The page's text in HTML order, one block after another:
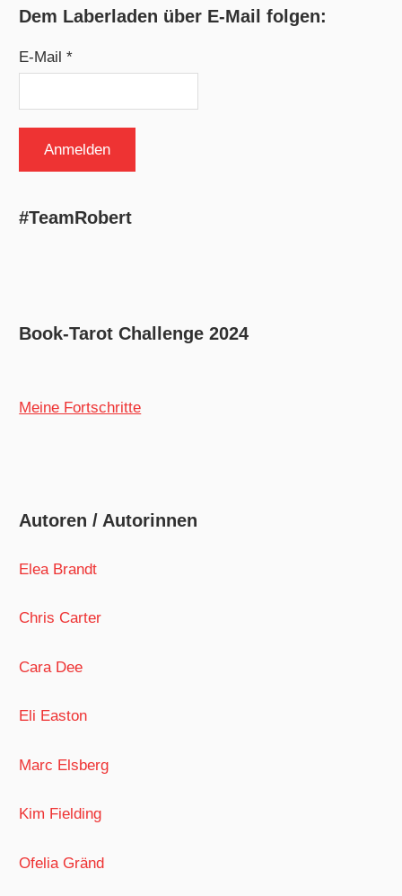
Dem Laberladen über E-Mail folgen:
E-Mail *
#TeamRobert
Book-Tarot Challenge 2024
Meine Fortschritte
Autoren / Autorinnen
Elea Brandt
Chris Carter
Cara Dee
Eli Easton
Marc Elsberg
Kim Fielding
Ofelia Gränd